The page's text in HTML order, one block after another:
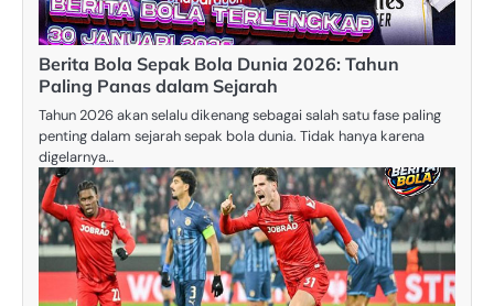
Berita Bola Sepak Bola Dunia 2026: Tahun
Paling Panas dalam Sejarah
Tahun 2026 akan selalu dikenang sebagai salah satu fase paling
penting dalam sejarah sepak bola dunia. Tidak hanya karena
digelarnya…